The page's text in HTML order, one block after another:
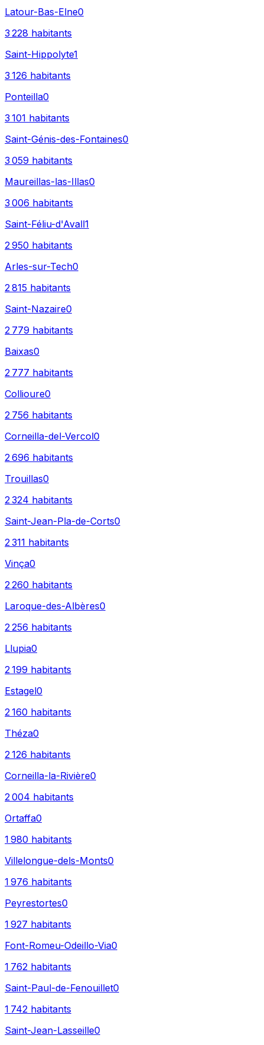
Latour-Bas-Elne0
3 228 habitants
Saint-Hippolyte1
3 126 habitants
Ponteilla0
3 101 habitants
Saint-Génis-des-Fontaines0
3 059 habitants
Maureillas-las-Illas0
3 006 habitants
Saint-Féliu-d'Avall1
2 950 habitants
Arles-sur-Tech0
2 815 habitants
Saint-Nazaire0
2 779 habitants
Baixas0
2 777 habitants
Collioure0
2 756 habitants
Corneilla-del-Vercol0
2 696 habitants
Trouillas0
2 324 habitants
Saint-Jean-Pla-de-Corts0
2 311 habitants
Vinça0
2 260 habitants
Laroque-des-Albères0
2 256 habitants
Llupia0
2 199 habitants
Estagel0
2 160 habitants
Théza0
2 126 habitants
Corneilla-la-Rivière0
2 004 habitants
Ortaffa0
1 980 habitants
Villelongue-dels-Monts0
1 976 habitants
Peyrestortes0
1 927 habitants
Font-Romeu-Odeillo-Via0
1 762 habitants
Saint-Paul-de-Fenouillet0
1 742 habitants
Saint-Jean-Lasseille0